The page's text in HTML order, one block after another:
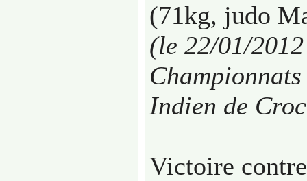
(71kg, judo
(le 22/01/
Indien de
Victoire